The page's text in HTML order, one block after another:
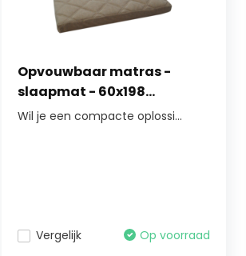
Opvouwbaar matras -
slaapmat - 60x198...
Wil je een compacte oplossi...
Vergelijk Op voorraad